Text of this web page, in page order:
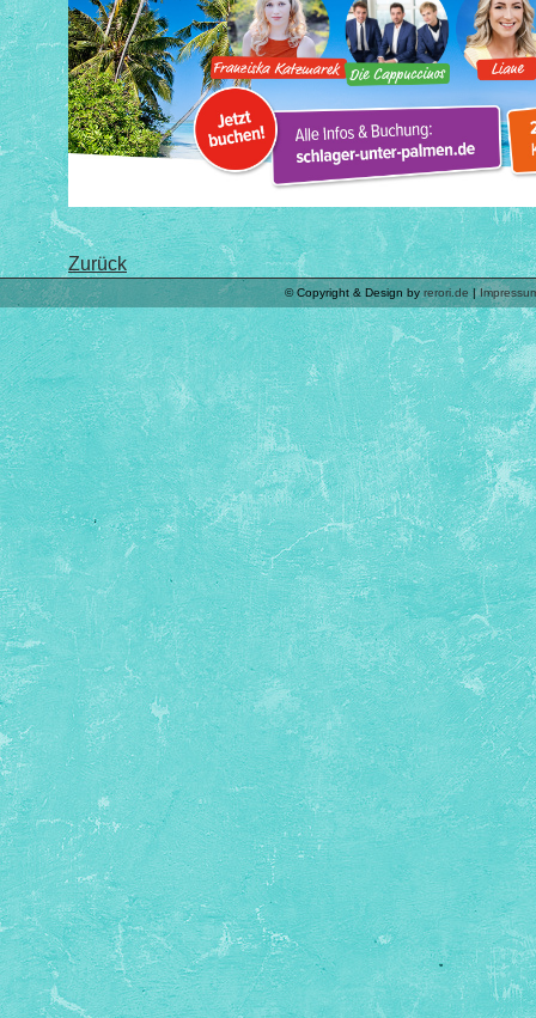
Zurück
© Copyright & Design by rerori.de |